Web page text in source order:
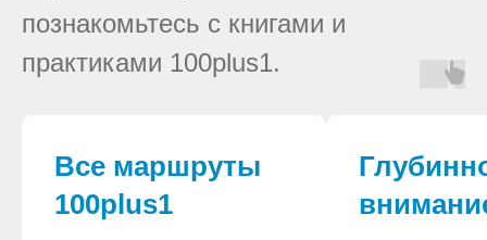
познакомьтесь с книгами и
практиками 100plus1.
Все маршруты
100plus1